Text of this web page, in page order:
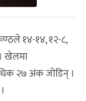
१४-१४, १२-८,
खेलमा
२७ अंक जोडिन् ।